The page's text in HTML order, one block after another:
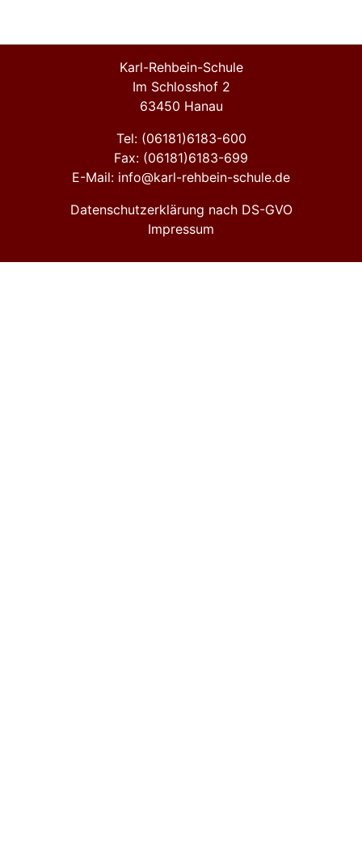
Karl-Rehbein-Schule
Im Schlosshof 2
63450 Hanau
Tel: (06181)6183-600
Fax: (06181)6183-699
E-Mail: info@karl-rehbein-schule.de
Datenschutzerklärung nach DS-GVO
Impressum